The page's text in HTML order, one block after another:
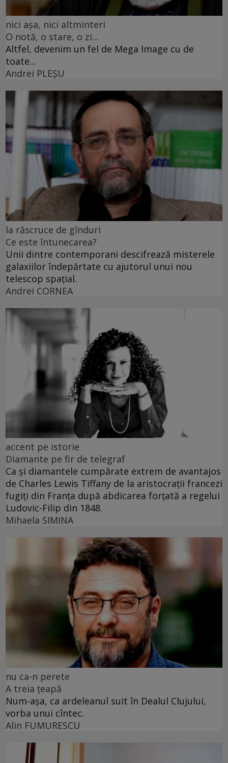
nici așa, nici altminteri
O notă, o stare, o zi...
Altfel, devenim un fel de Mega Image cu de
toate...
Andrei PLEŞU
la răscruce de gînduri
Ce este întunecarea?
Unii dintre contemporani descifrează misterele
galaxiilor îndepărtate cu ajutorul unui nou
telescop spațial.
Andrei CORNEA
accent pe istorie
Diamante pe fir de telegraf
Ca și diamantele cumpărate extrem de avantajos
de Charles Lewis Tiffany de la aristocrații francezi
fugiți din Franța după abdicarea forțată a regelui
Ludovic-Filip din 1848.
Mihaela SIMINA
nu ca-n perete
A treia țeapă
Num-așa, ca ardeleanul suit în Dealul Clujului,
vorba unui cîntec.
Alin FUMURESCU